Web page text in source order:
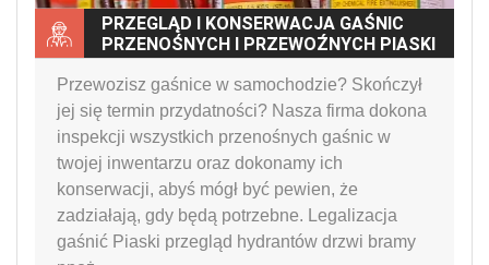
PRZEGLĄD I KONSERWACJA GAŚNIC
PRZENOŚNYCH I PRZEWOŹNYCH PIASKI
Przewozisz gaśnice w samochodzie? Skończył
jej się termin przydatności? Nasza firma dokona
inspekcji wszystkich przenośnych gaśnic w
twojej inwentarzu oraz dokonamy ich
konserwacji, abyś mógł być pewien, że
zadziałają, gdy będą potrzebne. Legalizacja
gaśnić Piaski przegląd hydrantów drzwi bramy